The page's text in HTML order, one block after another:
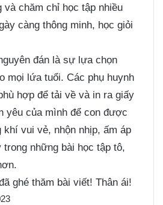
và chăm chỉ học tập nhiều
càng thông minh, học giỏi
đán là sự lựa chọn
mọi lứa tuổi. Các phụ huynh
hợp để tải về và in ra giấy
yêu của mình để con được
khí vui vẻ, nhộn nhịp, ấm áp
trong những bài học tập tô,
ghé thăm bài viết! Thân ái!